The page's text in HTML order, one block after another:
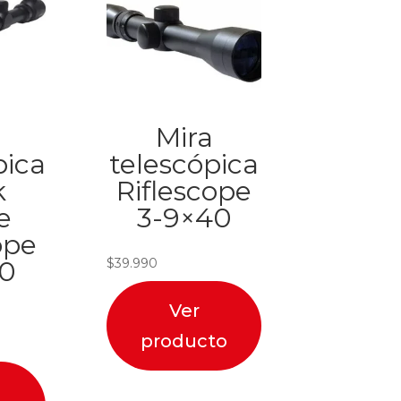
Mira
telescópica
Riflescope
3-9×40
$39.990
Ver
producto